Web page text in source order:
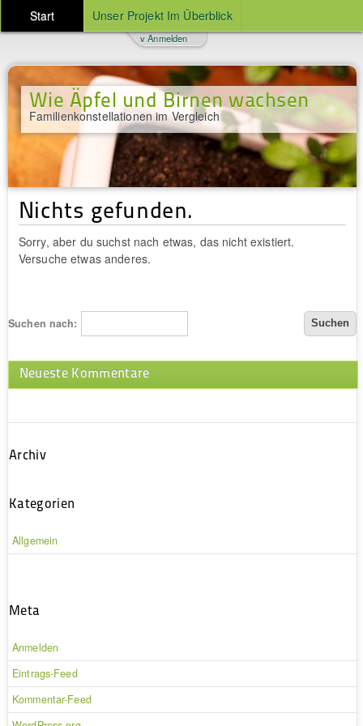
Start Unser Projekt Im Überblick
Wie Äpfel und Birnen wachsen
Familienkonstellationen im Vergleich
v Anmelden
Nichts gefunden.
Sorry, aber du suchst nach etwas, das nicht existiert.
Versuche etwas anderes.
Suchen nach:
Neueste Kommentare
Archiv
Kategorien
Allgemein
Meta
Anmelden
Eintrags-Feed
Kommentar-Feed